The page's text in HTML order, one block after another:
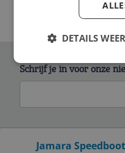
Jamara
Schrijf je in voor onze
DETAILS